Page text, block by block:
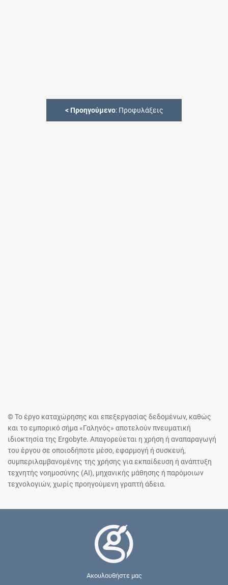
< Προηγούμενο: Προφυλάξεις
© Το έργο καταχώρησης και επεξεργασίας δεδομένων, καθώς
και το εμπορικό σήμα «Γαληνός» αποτελούν πνευματική
ιδιοκτησία της Ergobyte. Απαγορεύεται η χρήση ή αναπαραγωγή
του έργου σε οποιοδήποτε μέσο, εφαρμογή ή συσκευή,
συμπεριλαμβανομένης της χρήσης για εκπαίδευση ή ανάπτυξη
τεχνητής νοημοσύνης (AI), μηχανικής μάθησης ή παρόμοιων
τεχνολογιών, χωρίς προηγούμενη γραπτή άδεια.
Ακουλουθήστε μας